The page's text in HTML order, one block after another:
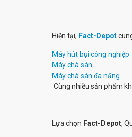
Hiện tại, Fact-Depot
Máy hút bụi công nghiệp
Máy chà sàn
Máy chà sàn đa năng
Cùng nhiều sản phẩm
Lựa chọn Fact-Depot,